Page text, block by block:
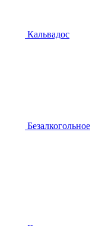
Кальвадос
Безалкогольное